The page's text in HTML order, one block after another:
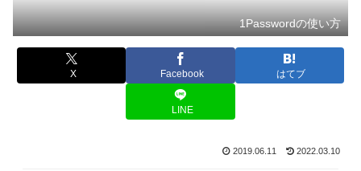
1Passwordの使い方
X Facebook はてブ
LINE
2019.06.11 2022.03.10